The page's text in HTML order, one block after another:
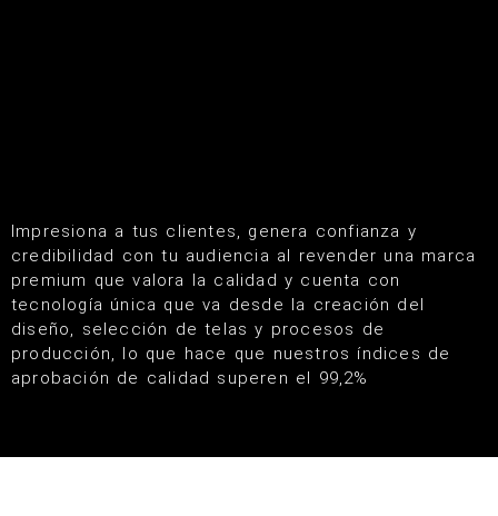
Impresiona a tus clientes, genera confianza y
credibilidad con tu audiencia al revender una marca
premium que valora la calidad y cuenta con
tecnología única que va desde la creación del
diseño, selección de telas y procesos de
producción, lo que hace que nuestros índices de
aprobación de calidad superen el 99,2%